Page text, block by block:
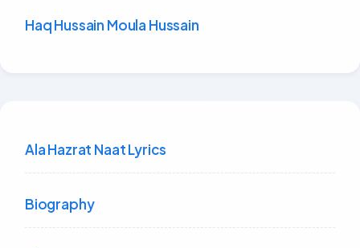
Haq Hussain Moula Hussain
Ala Hazrat Naat Lyrics
Biography